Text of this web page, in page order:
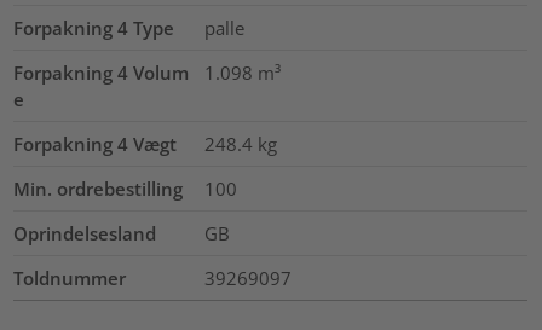
Forpakning 4 Type
palle
Forpakning 4 Volum
e
1.098 m³
Forpakning 4 Vægt 248.4 kg
Min. ordrebestilling
100
Oprindelsesland
GB
Toldnummer
39269097